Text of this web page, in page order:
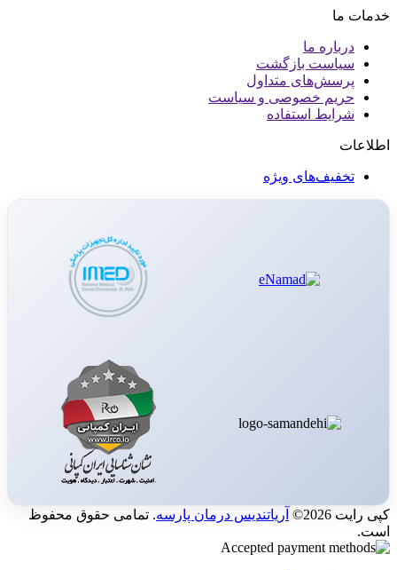
خدمات ما
درباره ما
سیاست بازگشت
پرسش‌های متداول
حریم خصوصی و سیاست
شرایط استفاده
اطلاعات
تخفیف‌های ویژه
کپی رایت 2026© آریاتندیس درمان پارسه. تمامی حقوق محفوظ
است.